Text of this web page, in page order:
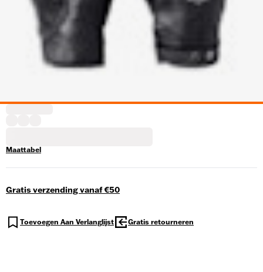
Maattabel
Gratis verzending vanaf €50
Toevoegen Aan Verlanglijst Gratis retourneren